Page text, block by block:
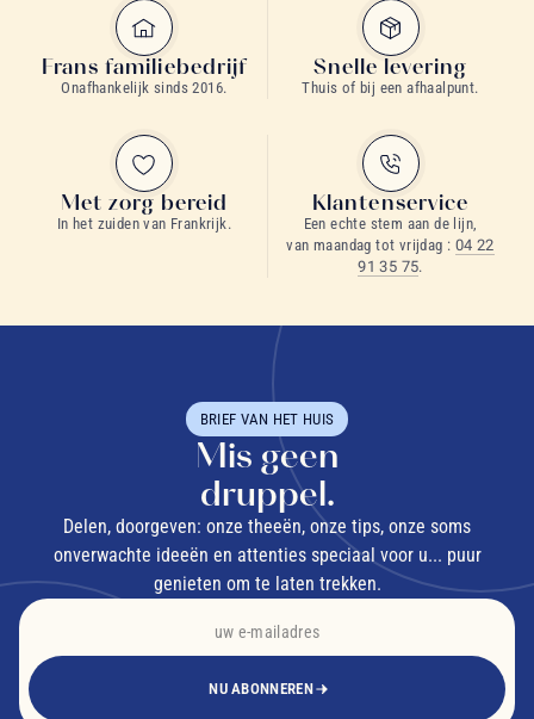
Frans familiebedrijf
Onafhankelijk sinds 2016.
Snelle levering
Thuis of bij een afhaalpunt.
Met zorg bereid
In het zuiden van Frankrijk.
Klantenservice
Een echte stem aan de lijn,
van maandag tot vrijdag : 04 22
91 35 75.
BRIEF VAN HET HUIS
Mis geen
druppel.
Delen, doorgeven: onze theeën, onze tips, onze soms
onverwachte ideeën en attenties speciaal voor u... puur
genieten om te laten trekken.
NU ABONNEREN